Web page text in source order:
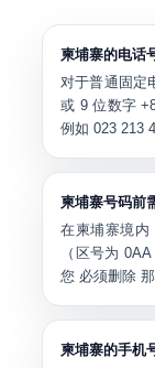
柬埔寨的电话
对于普通固定
或 9 位数字
例如 023 213
柬埔寨号码前
在柬埔寨境
（区号为
您 必须删除
柬埔寨的手机